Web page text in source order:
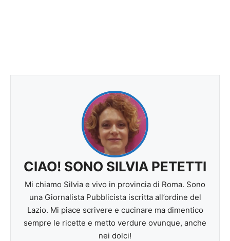
CIAO! SONO SILVIA PETETTI
Mi chiamo Silvia e vivo in provincia di Roma. Sono
una Giornalista Pubblicista iscritta all’ordine del
Lazio. Mi piace scrivere e cucinare ma dimentico
sempre le ricette e metto verdure ovunque, anche
nei dolci!